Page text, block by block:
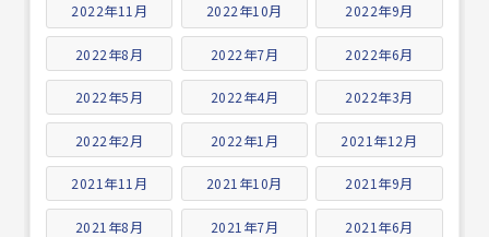
2022年11月 2022年10月 2022年9月
2022年8月 2022年7月 2022年6月
2022年5月 2022年4月 2022年3月
2022年2月 2022年1月 2021年12月
2021年11月 2021年10月 2021年9月
2021年8月 2021年7月 2021年6月